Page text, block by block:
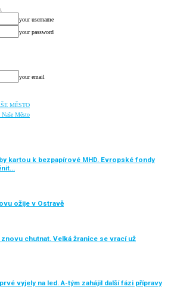
your username
your password
your email
MĚSTO
kartou k bezpapírové MHD. Evropské fondy
ožije v Ostravě
chutnat. Velká žranice se vrací už
vyjely na led. A-tým zahájil další fázi přípravy